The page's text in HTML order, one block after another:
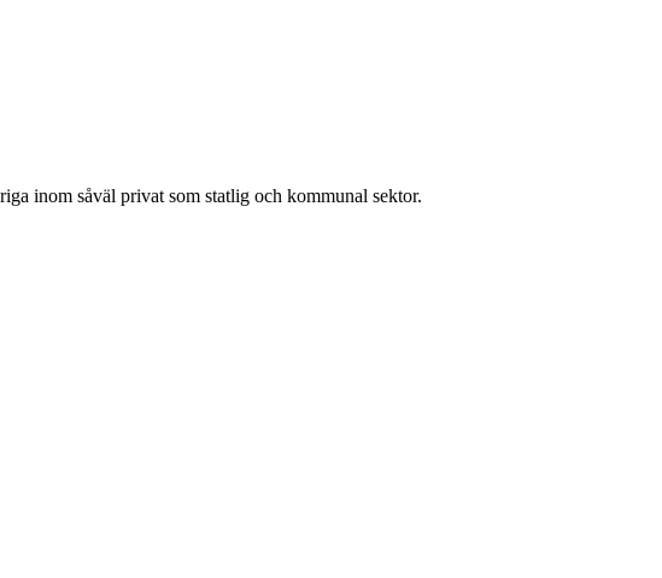
inom såväl privat som statlig och kommunal sektor.